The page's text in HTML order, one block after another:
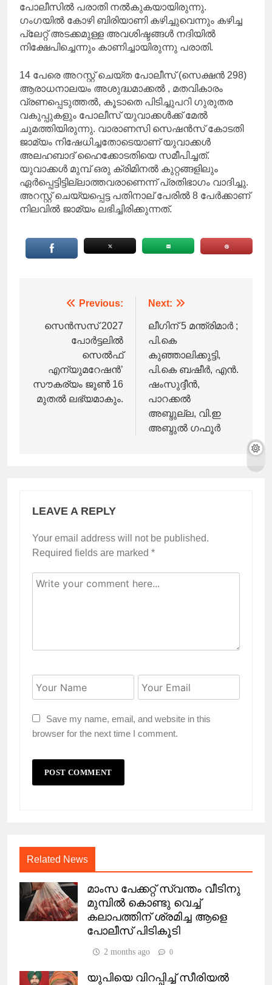
പോലീസിൽ പരാതി നൽകുകയായിരുന്നു.
ഗംഗയിൽ കോഴി ബിരിയാണി കഴിച്ചുവെന്നും കഴിച്ച
പ്ലേറ്റ് അടക്കമുള്ള അവശിഷ്ടങ്ങൾ നദിയിൽ
നിക്ഷേപിച്ചെന്നും കാണിച്ചായിരുന്നു പരാതി.
14 പേരെ അറസ്റ്റ് ചെയ്ത പോലീസ് (സെക്ഷൻ 298)
ആരാധനാലയം അശുദ്ധമാക്കൽ , മതവികാരം
വ്രണപ്പെടുത്തൽ, കൂടാതെ പിടിച്ചുപറി ഗുരുതര
വകുപ്പുകളും പോലീസ് യുവാക്കൾക്ക് മേൽ
ചുമത്തിയിരുന്നു. വാരാണസി സെഷൻസ് കോടതി
ജാമ്യം നിഷേധിച്ചതോടെയാണ് യുവാക്കൾ
അലഹബാദ് ഹൈക്കോടതിയെ സമീപിച്ചത്.
യുവാക്കൾ മുമ്പ് ഒരു ക്രിമിനൽ കുറ്റങ്ങളിലും
ഏർപ്പെട്ടിട്ടില്ലാത്തവരാണെന്ന് പ്രതിഭാഗം വാദിച്ചു.
അറസ്റ്റ് ചെയ്യപ്പെട്ട പതിനാല് പേരിൽ 8 പേർക്കാണ്
നിലവിൽ ജാമ്യം ലഭിച്ചിരിക്കുന്നത്.
navigation
Previous:
സെൻസസ് 2027
പോർട്ടലിൽ
സെൽഫ്
എന്യുമറേഷൻ’
സൗകര്യം ജൂൺ 16
മുതൽ ലഭ്യമാകും.
Next:
ലീഗിന് 5 മന്ത്രിമാർ ;
പി.കെ
കുഞ്ഞാലിക്കുട്ടി,
പി.കെ ബഷീർ, എൻ.
ഷംസുദ്ദീൻ,
പാറക്കൽ
അബ്ദുല്ല, വി.ഇ
അബ്ദുൽ ഗഫൂർ
LEAVE A REPLY
Your email address will not be published.
Required fields are marked *
Save my name, email, and website in this
browser for the next time I comment.
Related News
മാംസ പേക്കറ്റ് സ്വന്തം വീടിനു
മുമ്പിൽ കൊണ്ടു വെച്ച്
കലാപത്തിന് ശ്രമിച്ച ആളെ
പോലീസ് പിടികൂടി
2 months ago 0
യുപിയെ വിറപ്പിച്ച് സീരിയൽ